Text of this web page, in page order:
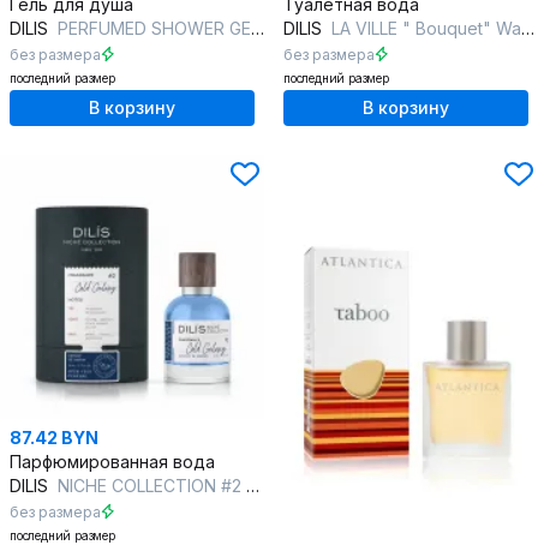
Гель для душа
DILIS PERFUMED SHOWER GEL #2 CITRUS/BASIL
без размера
последний размер
В корзину
Туалетная вода
DILIS LA VILLE " Bouquet" Water lily
без размера
последний размер
В корзину
87.42 BYN
Парфюмированная вода
DILIS NICHE COLLECTION #2 Cold Galaxy
без размера
последний размер